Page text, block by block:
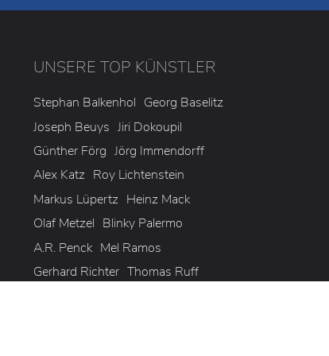
UNSERE TOP KÜNSTLER
Stephan Balkenhol Georg Baselitz
Joseph Beuys Jiri Dokoupil
Günther Förg Jörg Immendorff
Alex Katz Roy Lichtenstein
Markus Lüpertz Heinz Mack
Olaf Metzel Blinky Palermo
A.R. Penck Mel Ramos
Gerhard Richter Thomas Ruff